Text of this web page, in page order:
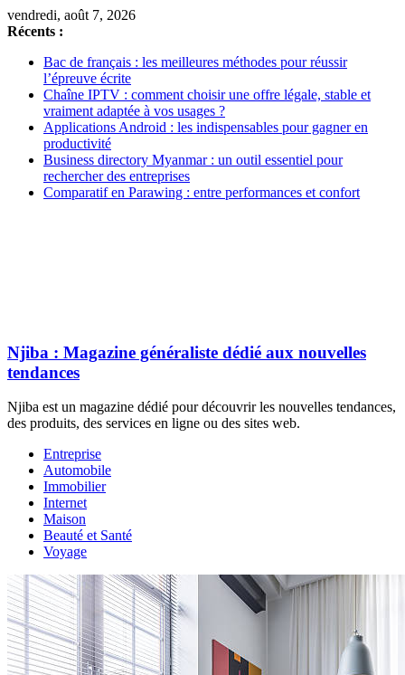
vendredi, août 7, 2026
Récents :
Bac de français : les meilleures méthodes pour réussir
l’épreuve écrite
Chaîne IPTV : comment choisir une offre légale, stable et
vraiment adaptée à vos usages ?
Applications Android : les indispensables pour gagner en
productivité
Business directory Myanmar : un outil essentiel pour
rechercher des entreprises
Comparatif en Parawing : entre performances et confort
Njiba : Magazine généraliste dédié aux nouvelles
tendances
Njiba est un magazine dédié pour découvrir les nouvelles tendances,
des produits, des services en ligne ou des sites web.
Entreprise
Automobile
Immobilier
Internet
Maison
Beauté et Santé
Voyage